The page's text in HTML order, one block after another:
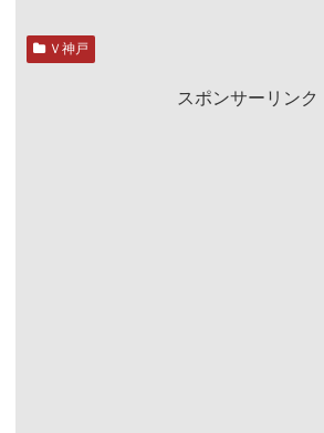
Ｖ神戸
スポンサーリンク